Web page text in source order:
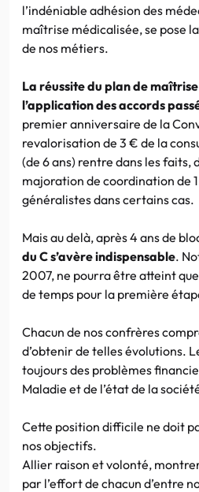
l’indéniable adhésion des
maîtrise médicalisée, se pose
de nos métiers.
La réussite du plan de
l’application des accords
premier anniversaire de la
revalorisation de 3 € de la
(de 6 ans) rentre dans les faits,
majoration de coordination de
généralistes dans certains cas.
Mais au delà, après 4 ans de
du C s’avère indispensable.
2007, ne pourra être atteint
de temps pour la première
Chacun de nos confrères
d’obtenir de telles évolutions.
toujours des problèmes
Maladie et de l’état de la
Cette position difficile ne doit
nos objectifs.
Allier raison et volonté,
par l’effort de chacun d’entre